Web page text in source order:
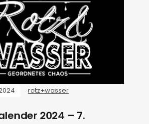
rotz+wasser
2024 – 7.